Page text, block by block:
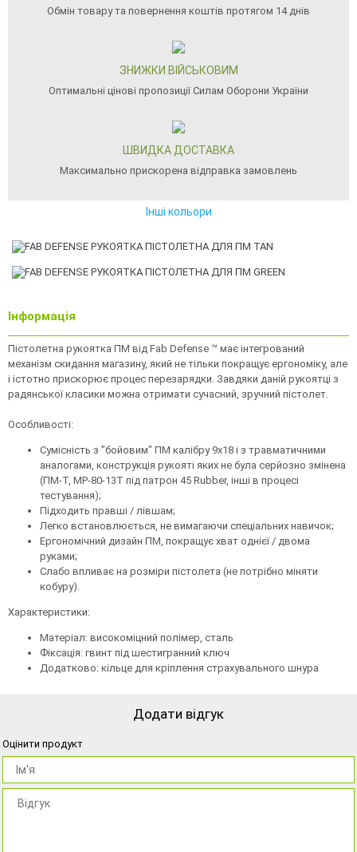
Обмін товару та повернення коштів протягом 14 днів
ЗНИЖКИ ВІЙСЬКОВИМ
Оптимальні цінові пропозиції Силам Оборони України
ШВИДКА ДОСТАВКА
Максимально прискорена відправка замовлень
Інші кольори
Інформація
Пістолетна рукоятка ПМ від Fab Defense ™ має інтегрований
механізм скидання магазину, який не тільки покращує ергономіку, але
і істотно прискорює процес перезарядки. Завдяки даній рукоятці з
радянської класики можна отримати сучасний, зручний пістолет.
Особливості:
Сумісність з "бойовим" ПМ калібру 9х18 і з травматичними
аналогами, конструкція рукояті яких не була серйозно змінена
(ПМ-Т, MP-80-13T під патрон 45 Rubber, інші в процесі
тестування);
Підходить правші / лівшам;
Легко встановлюється, не вимагаючи спеціальних навичок;
Ергономічний дизайн ПМ, покращує хват однієї / двома
руками;
Слабо впливає на розміри пістолета (не потрібно міняти
кобуру).
Характеристики:
Матеріал: високоміцний полімер, сталь
Фіксація: гвинт під шестигранний ключ
Додатково: кільце для кріплення страхувального шнура
Додати відгук
Оцінити продукт